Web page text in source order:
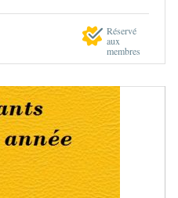
Réservé
aux
membres